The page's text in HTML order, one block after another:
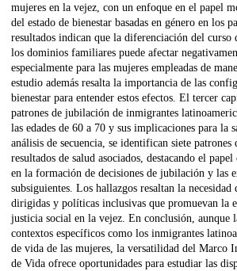
mujeres en la vejez, con un enfoque en el papel
del estado de bienestar basadas en género en los
resultados indican que la diferenciación del curso
los dominios familiares puede afectar
especialmente para las mujeres empleadas de
estudio además resalta la importancia de las
bienestar para entender estos efectos. El tercer
patrones de jubilación de inmigrantes
las edades de 60 a 70 y sus implicaciones para la
análisis de secuencia, se identifican siete
resultados de salud asociados, destacando el
en la formación de decisiones de jubilación y las
subsiguientes. Los hallazgos resaltan la necesidad
dirigidas y políticas inclusivas que promuevan la
justicia social en la vejez. En conclusión, aunque
contextos específicos como los inmigrantes
de vida de las mujeres, la versatilidad del Marco
de Vida ofrece oportunidades para estudiar las